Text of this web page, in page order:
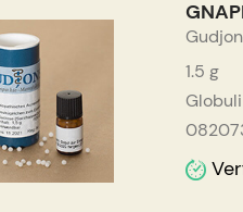
1.5 g
Globuli